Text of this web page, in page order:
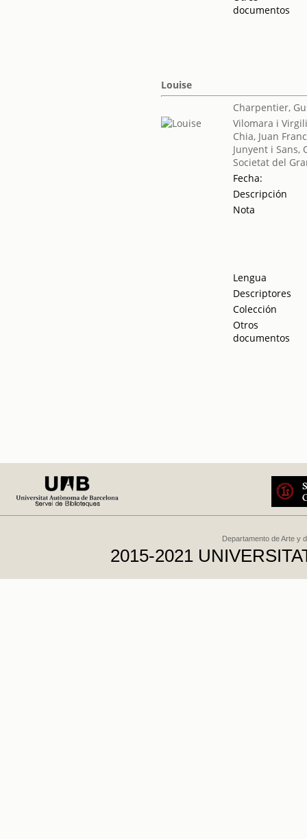
documentos
Louise
Charpentier,
Vilomara i
Chia, Juan
Junyent i Sans,
Societat del
Fecha:
Descripción
Nota
Lengua
Descriptores
Colección
Otros
documentos
Departamento de Arte y
2015-2021